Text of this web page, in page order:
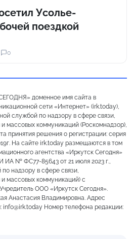
Усолье-
поездкой
0
доменное имя сайта в
сети «Интернет» (irk.today),
службой по надзору в сфере связи,
массовых коммуникаций (Роскомнадзор),
принятия решения о регистрации: серия
На сайте irk.today размещаются в том
агентства «Иркутск Сегодня»
ИА № ФС77-85643 от 21 июля 2023 г.,
надзору в сфере связи,
массовых коммуникаций) с
ООО «Иркутск Сегодня».
Анастасия Владимировна. Адрес
info@irk.today Номер телефона редакции: